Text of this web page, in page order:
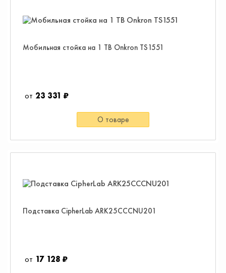
Мобильная стойка на 1 ТВ Onkron TS1551
23 331 ₽
О товаре
Подставка CipherLab ARK25CCCNU201
17 128 ₽